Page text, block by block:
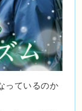
っているのか